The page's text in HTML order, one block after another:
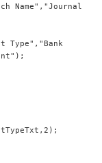
Name","Journal
Type","Bank